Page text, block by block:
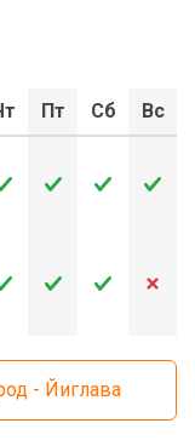
Пт Сб Вс
- Йиглава